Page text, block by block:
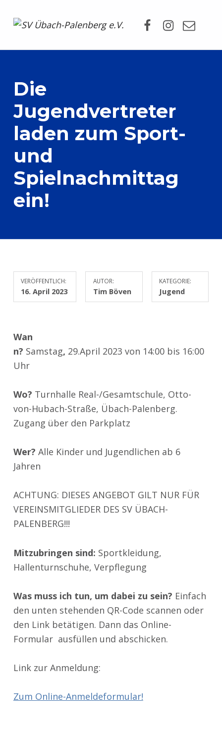
Die
Jugendvertreter
laden zum Sport-
und
Spielnachmittag
ein!
VERÖFFENTLICH:
16. April 2023
AUTOR:
Tim Böven
KATEGORIE:
Jugend
Wan
n? Samstag, 29.April 2023 von 14:00 bis 16:00
Uhr
Wo? Turnhalle Real-/Gesamtschule, Otto-
von-Hubach-Straße, Übach-Palenberg.
Zugang über den Parkplatz
Wer? Alle Kinder und Jugendlichen ab 6
Jahren
ACHTUNG: DIESES ANGEBOT GILT NUR FÜR
VEREINSMITGLIEDER DES SV ÜBACH-
PALENBERG!!!
Mitzubringen sind: Sportkleidung,
Hallenturnschuhe, Verpflegung
Was muss ich tun, um dabei zu sein? Einfach
den unten stehenden QR-Code scannen oder
den Link betätigen. Dann das Online-
Formular ausfüllen und abschicken.
Link zur Anmeldung:
Zum Online-Anmeldeformular!